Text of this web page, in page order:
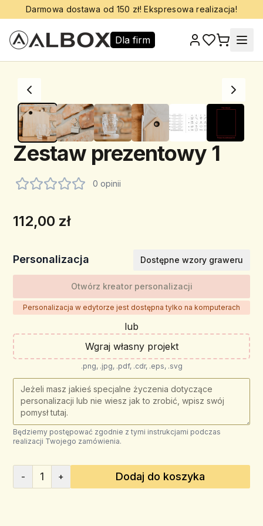
Darmowa dostawa od 150 zł! Ekspresowa realizacja!
Dla firm
Zestaw prezentowy 1
0 opinii
112,00 zł
Personalizacja Dostępne wzory graweru
Otwórz kreator personalizacji
Personalizacja w edytorze jest dostępna tylko na komputerach
lub
Wgraj własny projekt
.png, .jpg, .pdf, .cdr, .eps, .svg
Będziemy postępować zgodnie z tymi instrukcjami podczas
realizacji Twojego zamówienia.
- 1 + Dodaj do koszyka